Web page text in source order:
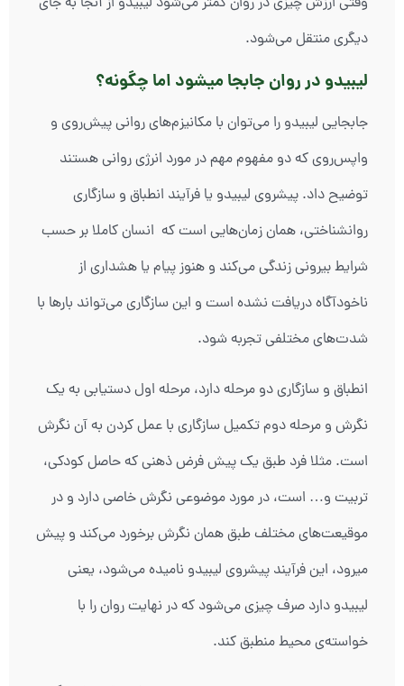
دیگری منتقل می‌شود.
لیبیدو در روان جابجا میشود اما چگونه؟
جابجایی لیبیدو را می‌توان با مکانیزم‌های روانی پیش‌روی و
واپس‌روی که دو مفهوم مهم در مورد انرژی روانی هستند
توضیح داد. پیشروی لیبیدو یا فرآیند انطباق و سازگاری
روانشناختی، همان زمان‌هایی است که انسان کاملا بر حسب
شرایط بیرونی زندگی می‌کند و هنوز پیام یا هشداری از
ناخودآگاه دریافت نشده است و این سازگاری می‌تواند بارها با
شدت‌های مختلفی تجربه شود.
انطباق و سازگاری دو مرحله دارد، مرحله اول دستیابی به یک
نگرش و مرحله دوم تکمیل‌ سازگاری با عمل کردن به آن نگرش
است. مثلا فرد طبق یک پیش فرض ذهنی که حاصل کودکی،
تربیت و… است، در مورد موضوعی نگرش خاصی دارد و در
موقیعت‌های مختلف طبق همان نگرش برخورد می‌کند و پیش
میرود، این فرآیند پیشروی لیبیدو نامیده می‌شود، یعنی
لیبیدو دارد صرف چیزی می‌شود که در نهایت روان را با
خواسته‌ی محیط منطبق کند.